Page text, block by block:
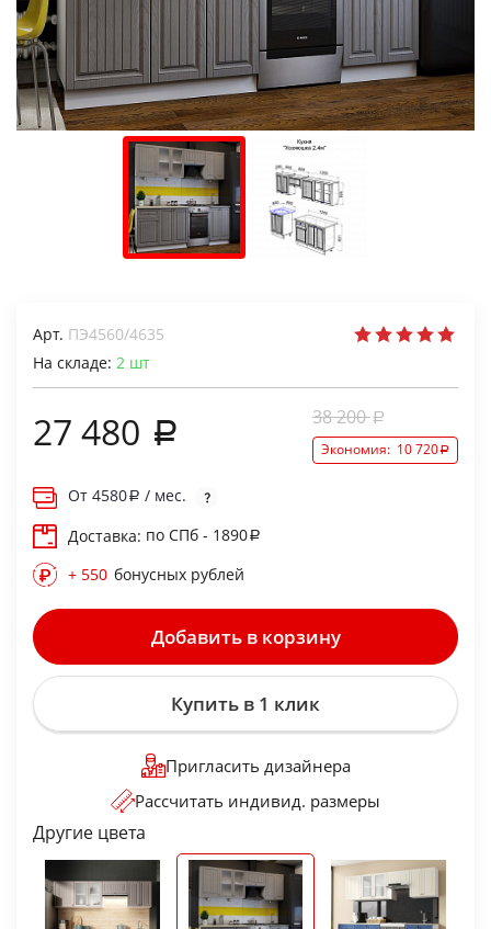
Арт. ПЭ4560/4635
На складе: 2 шт
27 480 38 200
Экономия: 10 720
От 4580
/ мес.
Доставка: по СПб - 1890
+ 550 бонусных рублей
Добавить в корзину
Купить в 1 клик
Пригласить дизайнера
Рассчитать индивид. размеры
Другие цвета